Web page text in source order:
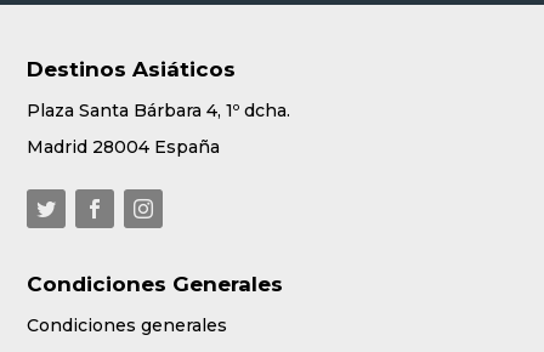
Destinos Asiáticos
Plaza Santa Bárbara 4, 1º dcha.
Madrid 28004 España
Condiciones Generales
Condiciones generales